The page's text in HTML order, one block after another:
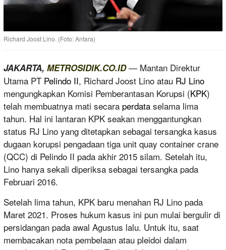
Richard Joost Lino. (Foto: Antara)
JAKARTA, METROSIDIK.CO.ID— Mantan Direktur
Utama PT Pelindo II, Richard Joost Lino atau RJ Lino
mengungkapkan Komisi Pemberantasan Korupsi (KPK)
telah membuatnya mati secara perdata selama lima
tahun. Hal ini lantaran KPK seakan menggantungkan
status RJ Lino yang ditetapkan sebagai tersangka kasus
dugaan korupsi pengadaan tiga unit quay container crane
(QCC) di Pelindo II pada akhir 2015 silam. Setelah itu,
Lino hanya sekali diperiksa sebagai tersangka pada
Februari 2016.
Setelah lima tahun, KPK baru menahan RJ Lino pada
Maret 2021. Proses hukum kasus ini pun mulai bergulir di
persidangan pada awal Agustus lalu. Untuk itu, saat
membacakan nota pembelaan atau pleidoi dalam